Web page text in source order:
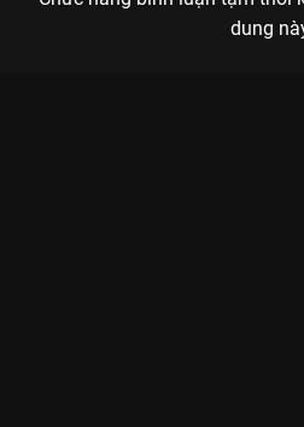
dung